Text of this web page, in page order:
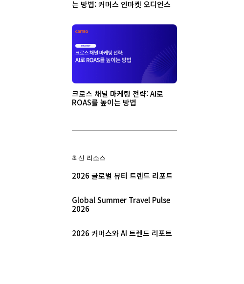
는 방법: 커머스 인마켓 오디언스
크로스 채널 마케팅 전략: AI로
ROAS를 높이는 방법
최신 리소스
2026 글로벌 뷰티 트렌드 리포트
Global Summer Travel Pulse
2026
2026 커머스와 AI 트렌드 리포트